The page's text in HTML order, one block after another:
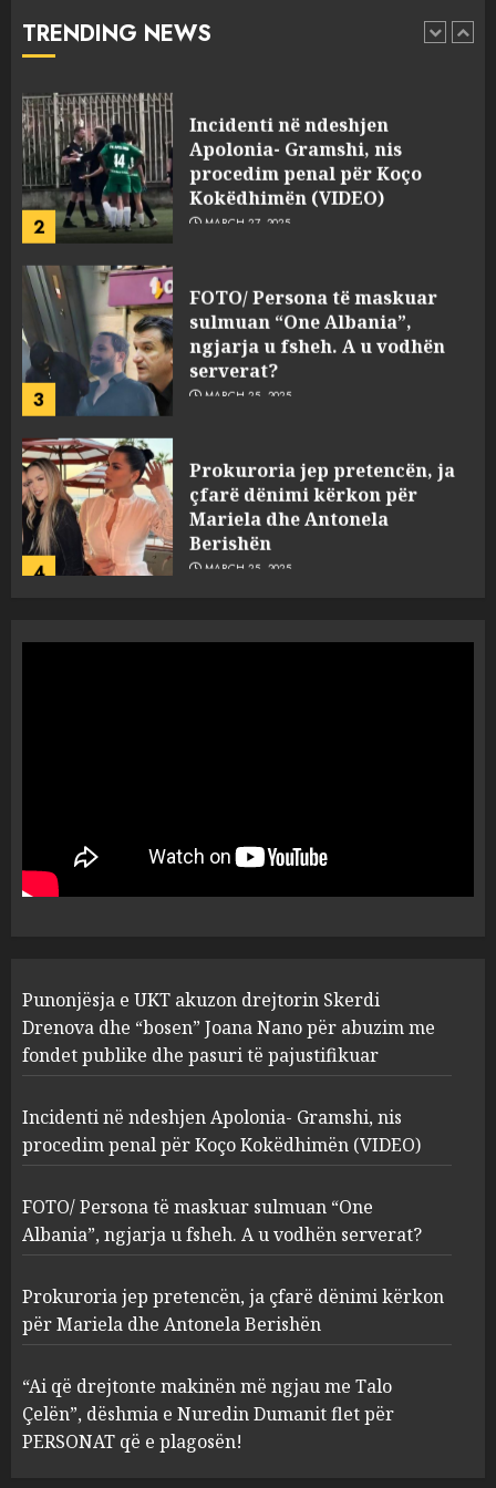
TRENDING NEWS
1
pasuri të pajustifikuar
2
Incidenti në ndeshjen
Apolonia- Gramshi, nis
procedim penal për Koço
Kokëdhimën (VIDEO)
MARCH 27, 2025
3
FOTO/ Persona të maskuar
sulmuan “One Albania”,
ngjarja u fsheh. A u vodhën
serverat?
MARCH 25, 2025
4
Prokuroria jep pretencën, ja
çfarë dënimi kërkon për
Mariela dhe Antonela
Berishën
MARCH 25, 2025
1
“bosen” Joana Nano për
abuzim me fondet publike dhe
pasuri të pajustifikuar
2
Apolonia- Gramshi, nis
procedim penal për Koço
Kokëdhimën (VIDEO)
MARCH 27, 2025
3
FOTO/ Persona të maskuar
sulmuan “One Albania”,
ngjarja u fsheh. A u vodhën
serverat?
MARCH 25, 2025
4
Prokuroria jep pretencën, ja
çfarë dënimi kërkon për
Berishën
MARCH 25, 2025
Punonjësja e UKT akuzon drejtorin Skerdi
Drenova dhe “bosen” Joana Nano për abuzim me
fondet publike dhe pasuri të pajustifikuar
Incidenti në ndeshjen Apolonia- Gramshi, nis
procedim penal për Koço Kokëdhimën (VIDEO)
FOTO/ Persona të maskuar sulmuan “One
Albania”, ngjarja u fsheh. A u vodhën serverat?
Prokuroria jep pretencën, ja çfarë dënimi kërkon
për Mariela dhe Antonela Berishën
“Ai që drejtonte makinën më ngjau me Talo
Çelën”, dëshmia e Nuredin Dumanit flet për
PERSONAT që e plagosën!